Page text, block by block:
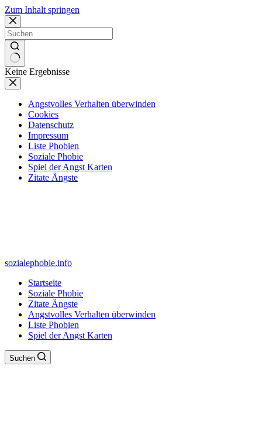
Zum Inhalt springen
Keine Ergebnisse
Angstvolles Verhalten überwinden
Cookies
Datenschutz
Impressum
Liste Phobien
Soziale Phobie
Spiel der Angst Karten
Zitate Ängste
sozialephobie.info
Startseite
Soziale Phobie
Zitate Ängste
Angstvolles Verhalten überwinden
Liste Phobien
Spiel der Angst Karten
Suchen